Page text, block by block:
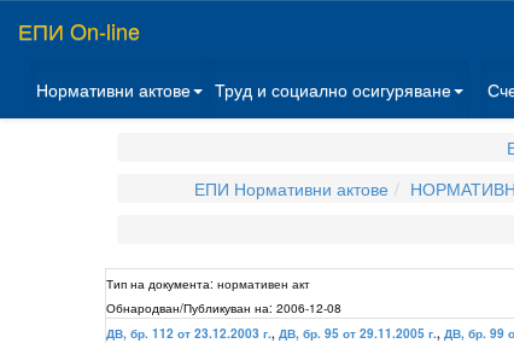
ЕПИ On-line
Нормативни актове Труд и социално осигуряване
ЕПИ Нормативни актове
Тип на документа: нормативен акт
Обнародван/Публикуван на: 2006-12-08
ДВ, бр. 112 от 23.12.2003 г., ДВ, бр. 95 от 29.11.2005 г., ДВ, бр. 99